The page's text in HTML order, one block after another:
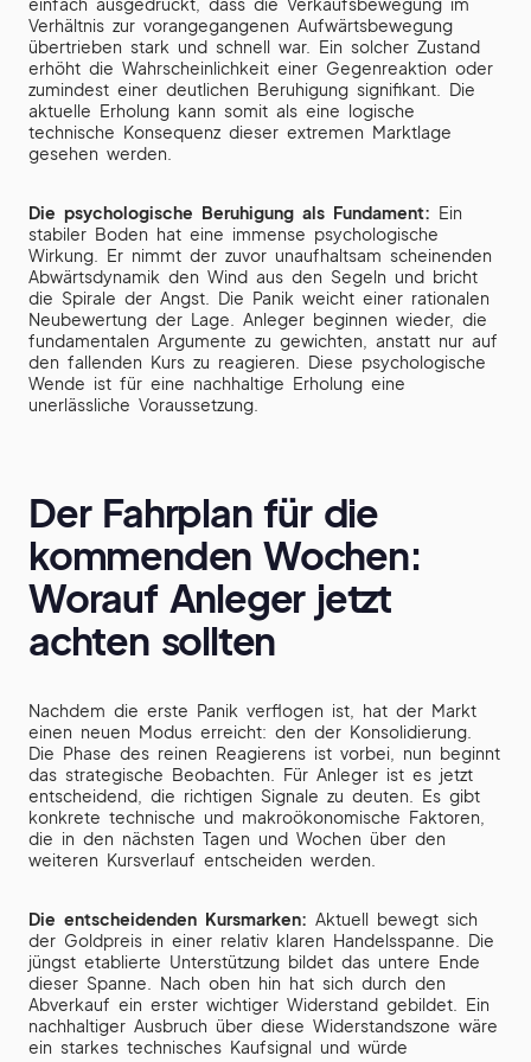
Verhältnis zur vorangegangenen Aufwärtsbewegung
übertrieben stark und schnell war. Ein solcher Zustand
erhöht die Wahrscheinlichkeit einer Gegenreaktion oder
zumindest einer deutlichen Beruhigung signifikant. Die
aktuelle Erholung kann somit als eine logische
technische Konsequenz dieser extremen Marktlage
gesehen werden.
Die psychologische Beruhigung als Fundament: Ein
stabiler Boden hat eine immense psychologische
Wirkung. Er nimmt der zuvor unaufhaltsam scheinenden
Abwärtsdynamik den Wind aus den Segeln und bricht
die Spirale der Angst. Die Panik weicht einer rationalen
Neubewertung der Lage. Anleger beginnen wieder, die
fundamentalen Argumente zu gewichten, anstatt nur auf
den fallenden Kurs zu reagieren. Diese psychologische
Wende ist für eine nachhaltige Erholung eine
unerlässliche Voraussetzung.
Der Fahrplan für die
kommenden Wochen:
Worauf Anleger jetzt
achten sollten
Nachdem die erste Panik verflogen ist, hat der Markt
einen neuen Modus erreicht: den der Konsolidierung.
Die Phase des reinen Reagierens ist vorbei, nun beginnt
das strategische Beobachten. Für Anleger ist es jetzt
entscheidend, die richtigen Signale zu deuten. Es gibt
konkrete technische und makroökonomische Faktoren,
die in den nächsten Tagen und Wochen über den
weiteren Kursverlauf entscheiden werden.
Die entscheidenden Kursmarken: Aktuell bewegt sich
der Goldpreis in einer relativ klaren Handelsspanne. Die
jüngst etablierte Unterstützung bildet das untere Ende
dieser Spanne. Nach oben hin hat sich durch den
Abverkauf ein erster wichtiger Widerstand gebildet. Ein
nachhaltiger Ausbruch über diese Widerstandszone wäre
ein starkes technisches Kaufsignal und würde